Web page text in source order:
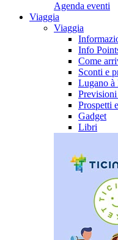
Agenda eventi
Viaggia
Viaggia
Info
Come
Sconti e
Lugano à
Prospetti
Gadget
Libri